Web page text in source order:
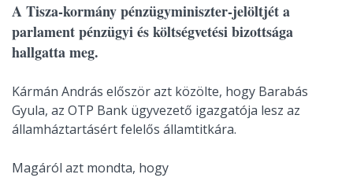
A Tisza-kormány pénzügyminiszter-jelöltjét a
parlament pénzügyi és költségvetési bizottsága
hallgatta meg.
Kármán András először azt közölte, hogy Barabás
Gyula, az OTP Bank ügyvezető igazgatója lesz az
államháztartásért felelős államtitkára.
Magáról azt mondta, hogy